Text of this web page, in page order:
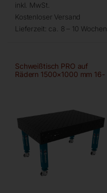
inkl. MwSt.
Kostenloser Versand
Lieferzeit: ca. 8 – 10 Wochen
Schweißtisch PRO auf
Rädern 1500×1000 mm 16-